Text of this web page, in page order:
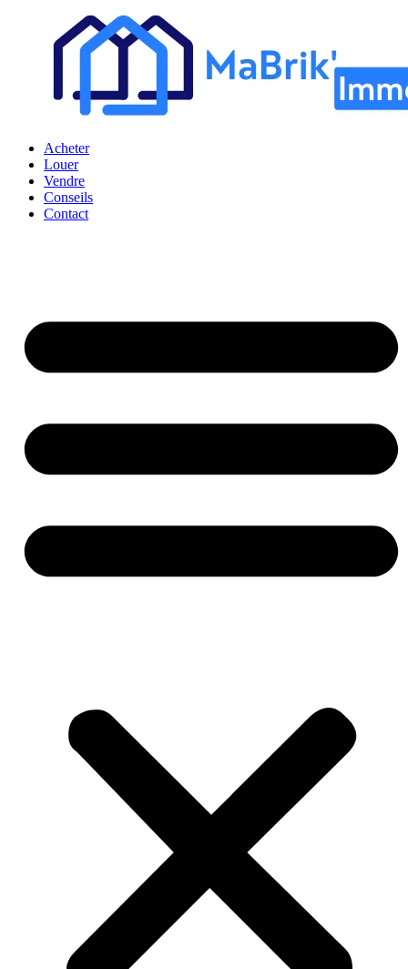
Acheter
Louer
Vendre
Conseils
Contact